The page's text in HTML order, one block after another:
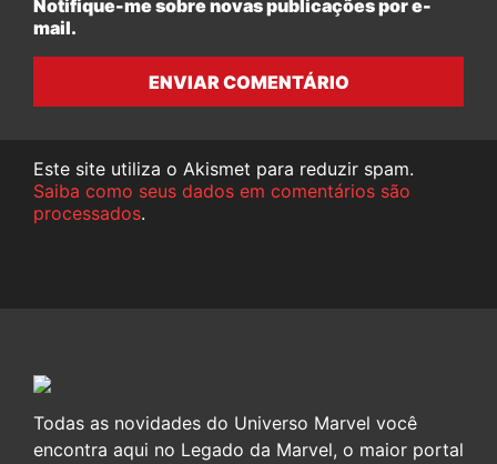
Notifique-me sobre novas publicações por e-
mail.
ENVIAR COMENTÁRIO
Este site utiliza o Akismet para reduzir spam.
Saiba como seus dados em comentários são
processados.
Todas as novidades do Universo Marvel você
encontra aqui no Legado da Marvel, o maior portal